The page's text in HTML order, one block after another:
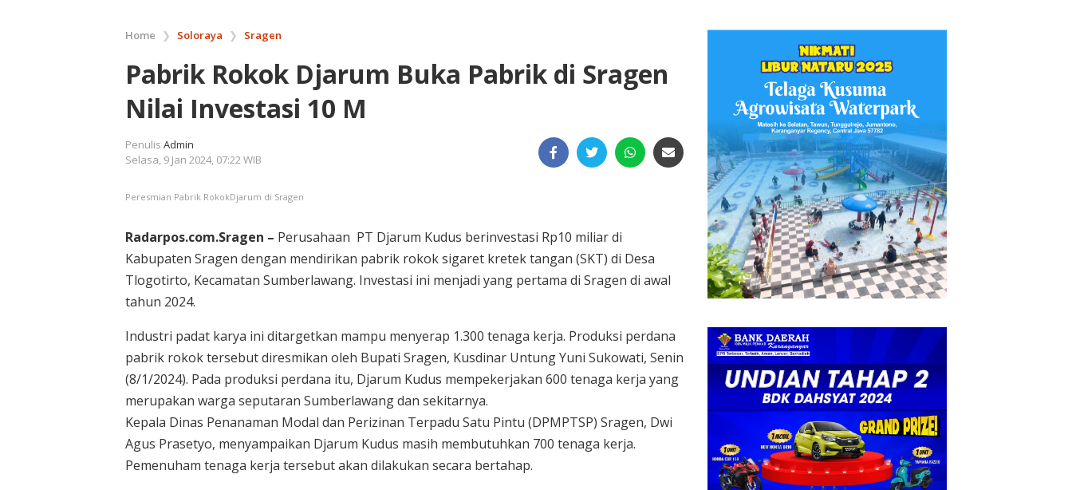
Home ❯ Soloraya ❯ Sragen
Pabrik Rokok Djarum Buka Pabrik di Sragen
Nilai Investasi 10 M
Penulis Admin
Selasa, 9 Jan 2024, 07:22 WIB
Peresmian Pabrik RokokDjarum di Sragen
Radarpos.com.Sragen – Perusahaan PT Djarum Kudus berinvestasi Rp10 miliar di
Kabupaten Sragen dengan mendirikan pabrik rokok sigaret kretek tangan (SKT) di Desa
Tlogotirto, Kecamatan Sumberlawang. Investasi ini menjadi yang pertama di Sragen di awal
tahun 2024.
Industri padat karya ini ditargetkan mampu menyerap 1.300 tenaga kerja. Produksi perdana
pabrik rokok tersebut diresmikan oleh Bupati Sragen, Kusdinar Untung Yuni Sukowati, Senin
(8/1/2024). Pada produksi perdana itu, Djarum Kudus mempekerjakan 600 tenaga kerja yang
merupakan warga seputaran Sumberlawang dan sekitarnya.
Kepala Dinas Penanaman Modal dan Perizinan Terpadu Satu Pintu (DPMPTSP) Sragen, Dwi
Agus Prasetyo, menyampaikan Djarum Kudus masih membutuhkan 700 tenaga kerja.
Pemenuham tenaga kerja tersebut akan dilakukan secara bertahap.